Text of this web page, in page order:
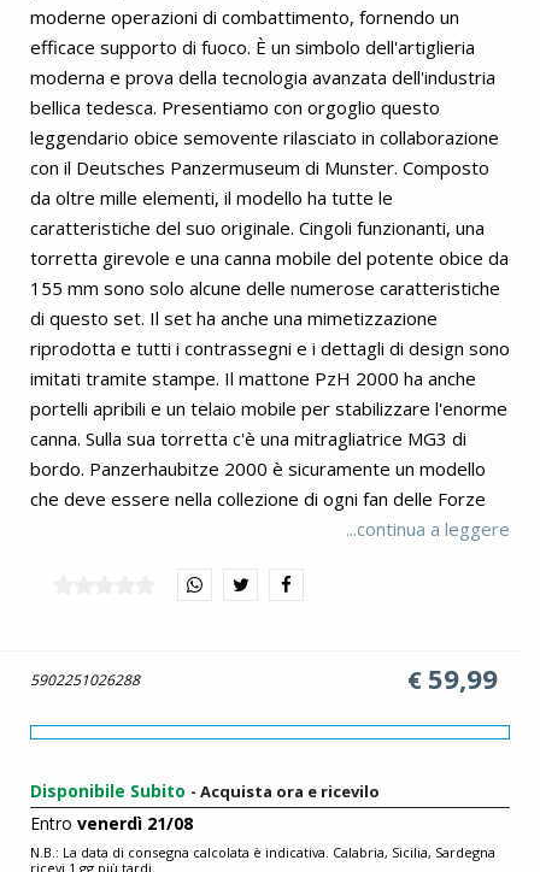
moderne operazioni di combattimento, fornendo un
efficace supporto di fuoco. È un simbolo dell'artiglieria
moderna e prova della tecnologia avanzata dell'industria
bellica tedesca. Presentiamo con orgoglio questo
leggendario obice semovente rilasciato in collaborazione
con il Deutsches Panzermuseum di Munster. Composto
da oltre mille elementi, il modello ha tutte le
caratteristiche del suo originale. Cingoli funzionanti, una
torretta girevole e una canna mobile del potente obice da
155 mm sono solo alcune delle numerose caratteristiche
di questo set. Il set ha anche una mimetizzazione
riprodotta e tutti i contrassegni e i dettagli di design sono
imitati tramite stampe. Il mattone PzH 2000 ha anche
portelli apribili e un telaio mobile per stabilizzare l'enorme
canna. Sulla sua torretta c'è una mitragliatrice MG3 di
bordo. Panzerhaubitze 2000 è sicuramente un modello
che deve essere nella collezione di ogni fan delle Forze
Armate e appassionato di armi corazzate moderne e
operazioni internazionali, tra cui le missioni NATO in
combattimento impegnative, fornendo supporto di fuoco
utilizzati in combattimento in Ucraina. Contenuto: 1006
altri marchi di blocchi da costruzione. Istruzioni chiare e
intuitive basate su illustrazioni e istruzioni passo-passo.
Scala 1:35. Dimensioni del modello (lunghezza x larghezza
...continua a leggere
€ 59,99
5902251026288
Disponibile Subito - Acquista ora e ricevilo
Entro venerdì 21/08
N.B.: La data di consegna calcolata è indicativa. Calabria, Sicilia, Sardegna
ricevi 1 gg più tardi.